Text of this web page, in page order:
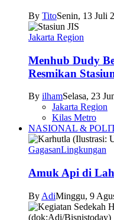
By TitoSenin, 13 Juli
Jakarta Region
Menhub Dudy
Resmikan
By ilhamSelasa, 23
Jakarta Region
Kilas Metro
NASIONAL &
GagasanLingkungan
Amuk Api di
By AdiMinggu, 9